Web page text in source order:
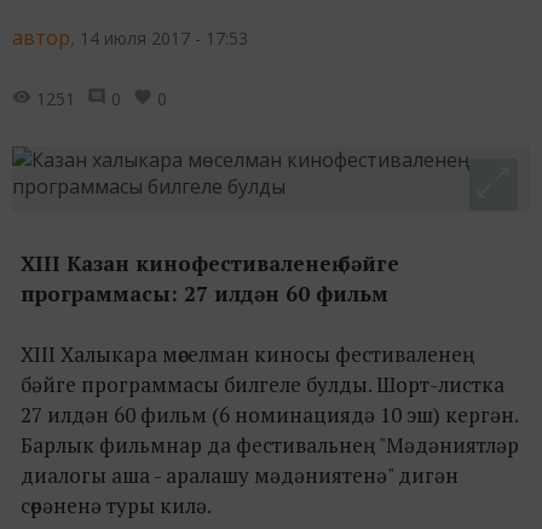
автор, 14 июля 2017 - 17:53
1251 0 0
XIII Казан кинофестиваленең бәйге
программасы: 27 илдән 60 фильм
XIII Халыкара мөселман киносы фестиваленең
бәйге программасы билгеле булды. Шорт-листка
27 илдән 60 фильм (6 номинациядә 10 эш) кергән.
Барлык фильмнар да фестивальнең "Мәдәниятләр
диалогы аша - аралашу мәдәниятенә" дигән
сөрәненә туры килә.